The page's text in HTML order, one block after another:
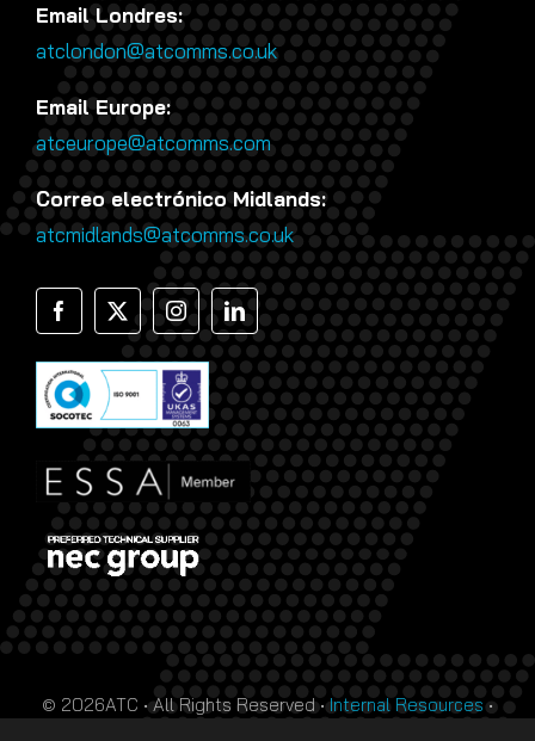
Email Londres:
atclondon@atcomms.co.uk
Email Europe:
atceurope@atcomms.com
Correo electrónico Midlands:
atcmidlands@atcomms.co.uk
© 2026ATC • All Rights Reserved •Internal Resources•